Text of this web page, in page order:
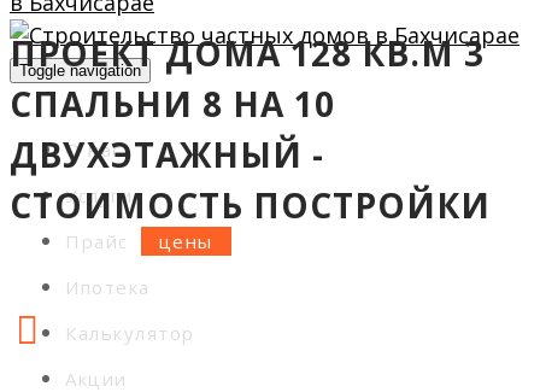
Toggle navigation
О нас
Услуги
Прайс
Ипотека
Калькулятор
Акции
ПРОЕКТ ДОМА 128 КВ.М 3
СПАЛЬНИ 8 НА 10
ДВУХЭТАЖНЫЙ -
СТОИМОСТЬ ПОСТРОЙКИ